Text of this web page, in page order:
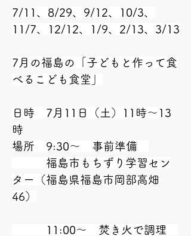
7/11、8/29、9/12、10/3、
11/7、12/12、1/9、2/13、3/13
7月の福島の「子どもと作って食
べるこども食堂」
日時　7月11日（土）11時～13
時
場所　9:30～　事前準備
福島市もちずり学習セン
ター（福島県福島市岡部高畑
46）
11:00～　焚き火で調理